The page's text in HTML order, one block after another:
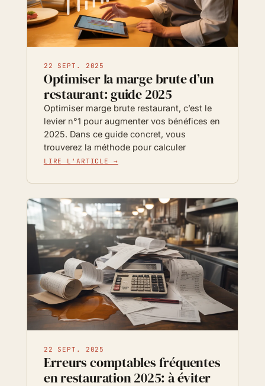
22 SEPT. 2025
Optimiser la marge brute d’un
restaurant: guide 2025
Optimiser marge brute restaurant, c’est le
levier n°1 pour augmenter vos bénéfices en
2025. Dans ce guide concret, vous
trouverez la méthode pour calculer
LIRE L'ARTICLE →
22 SEPT. 2025
Erreurs comptables fréquentes
en restauration 2025: à éviter